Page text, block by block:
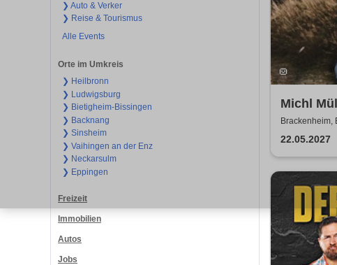
❯ Auto & Verker
❯ Reise & Tourismus
Alle Events
Orte im Umkreis
❯ Heilbronn
❯ Ludwigsburg
❯ Bietigheim-Bissingen
❯ Backnang
❯ Sinsheim
❯ Vaihingen an der Enz
❯ Neckarsulm
❯ Eppingen
Freizeit
Immobilien
Autos
Jobs
Michl
Brackenheim,
22.05.2027